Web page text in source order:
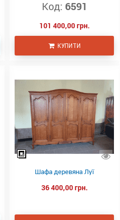
Код: 6591
101 400,00 грн.
КУПИТИ
Шафа деревяна Луї
36 400,00 грн.